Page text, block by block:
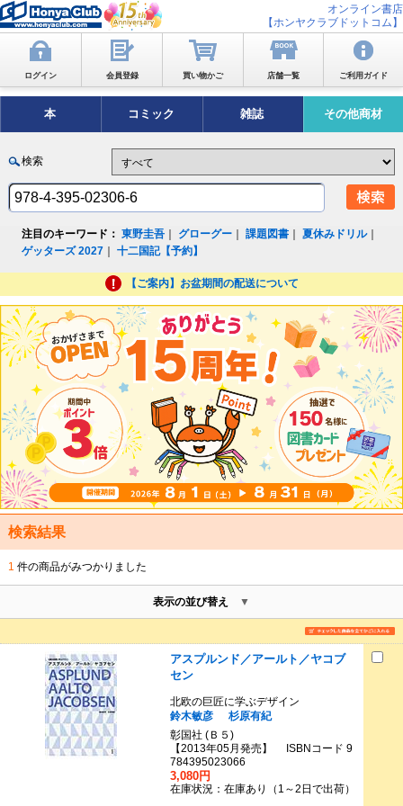
オンライン書店
【ホンヤクラブドットコム】
ログイン 会員登録 買い物かご 店舗一覧 ご利用ガイド
本 コミック 雑誌 その他商材
検索
注目のキーワード： 東野圭吾 グローグー ｜課題図書 ｜夏休みドリル｜
ゲッターズ 2027 ｜十二国記【予約】
【ご案内】お盆期間の配送について
検索結果
1 件の商品がみつかりました
表示の並び替え
アスプルンド／アールト／ヤコブ
セン
北欧の巨匠に学ぶデザイン
鈴木敏彦
杉原有紀
彰国社 (Ｂ５)
【2013年05月発売】 ISBNコード 9
784395023066
3,080円
在庫状況：在庫あり（1～2日で出荷）